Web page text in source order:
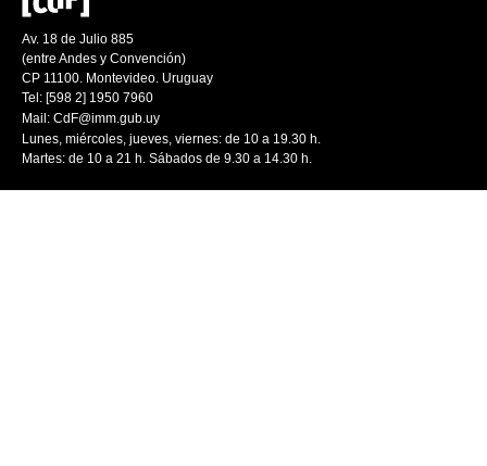
Av. 18 de Julio 885
(entre Andes y Convención)
CP 11100. Montevideo. Uruguay
Tel: [598 2] 1950 7960
Mail: CdF@imm.gub.uy
Lunes, miércoles, jueves, viernes: de 10 a 19.30 h.
Martes: de 10 a 21 h. Sábados de 9.30 a 14.30 h.